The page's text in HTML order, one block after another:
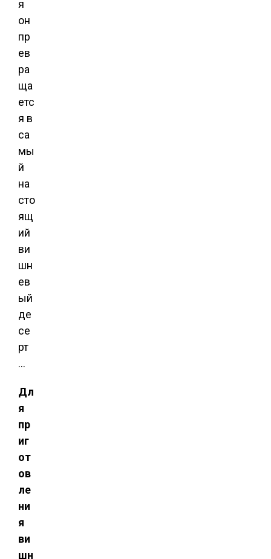
я
он
пр
ев
ра
ща
етс
я в
са
мы
й
на
сто
ящ
ий
ви
шн
ев
ый
де
се
рт
…
Дл
я
пр
иг
от
ов
ле
ни
я
ви
шн